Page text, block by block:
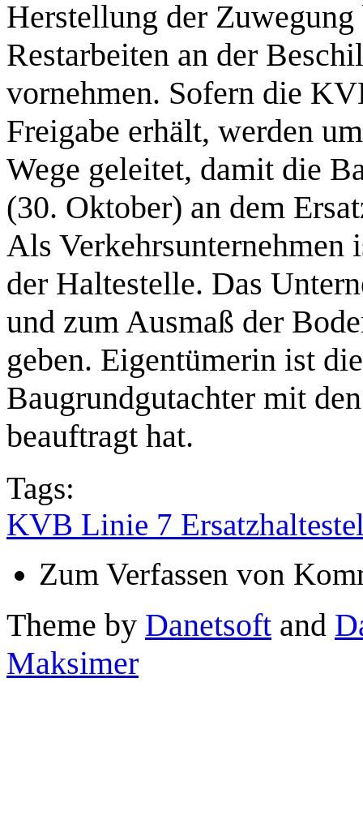
Herstellung der Zuwegung
Restarbeiten an der
vornehmen. Sofern die
Freigabe erhält, werden
Wege geleitet, damit die
(30. Oktober) an dem
Als
der Haltestelle. Das
und zum Ausmaß der
geben. Eigentümerin ist
Baugrundgutachter mit
beauftragt hat.
Tags:
KVB Linie 7
Zum Verfassen von
Theme by Danetsoft and
Maksimer